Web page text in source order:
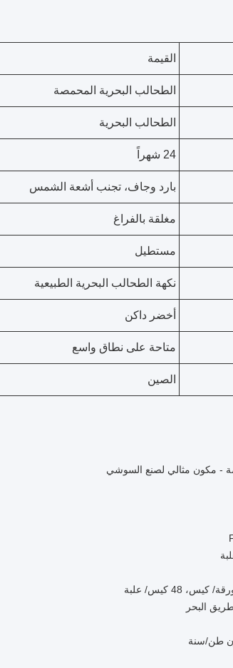
القيمة
الطحالب البحرية المحمصة
الطحالب البحرية
24 شهراً
بارد وجاف، تجنب أشعة الشمس
مغلقة بالفراغ
مستطيل
نكهة الطحالب البحرية الطبيعية
أخضر داكن
متاحة على نطاق واسع
الصين
- مكون مثالي لصنع السوشي